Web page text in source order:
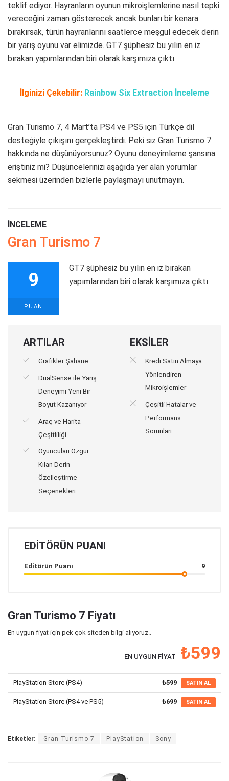
teklif ediyor. Hayranların oyunun mikroişlemlerine nasıl tepki
vereceğini zaman gösterecek ancak bunları bir kenara
bırakırsak, türün hayranlarını saatlerce meşgul edecek derin
bir yarış oyunu var elimizde. GT7 şüphesiz bu yılın en iz
bırakan yapımlarından biri olarak karşımıza çıktı.
İlginizi Çekebilir: Rainbow Six Extraction İnceleme
Gran Turismo 7, 4 Mart’ta PS4 ve PS5 için Türkçe dil
desteğiyle çıkışını gerçekleştirdi. Peki siz Gran Turismo 7
hakkında ne düşünüyorsunuz? Oyunu deneyimleme şansına
eriştiniz mi? Düşüncelerinizi aşağıda yer alan yorumlar
sekmesi üzerinden bizlerle paylaşmayı unutmayın.
İNCELEME
Gran Turismo 7
9
PUAN
GT7 şüphesiz bu yılın en iz bırakan
yapımlarından biri olarak karşımıza çıktı.
ARTILAR
Grafikler Şahane
DualSense ile Yarış
Deneyimi Yeni Bir
Boyut Kazanıyor
Araç ve Harita
Çeşitliliği
Oyuncuları Özgür
Kılan Derin
Özelleştirme
Seçenekleri
EKSİLER
Kredi Satın Almaya
Yönlendiren
Mikroişlemler
Çeşitli Hatalar ve
Performans
Sorunları
EDITÖRÜN PUANI
Editörün Puanı 9
Gran Turismo 7 Fiyatı
En uygun fiyat için pek çok siteden bilgi alıyoruz..
EN UYGUN FIYAT ₺599
PlayStation Store (PS4) ₺599 SATIN AL
PlayStation Store (PS4 ve PS5) ₺699 SATIN AL
Etiketler: Gran Turismo 7 PlayStation Sony